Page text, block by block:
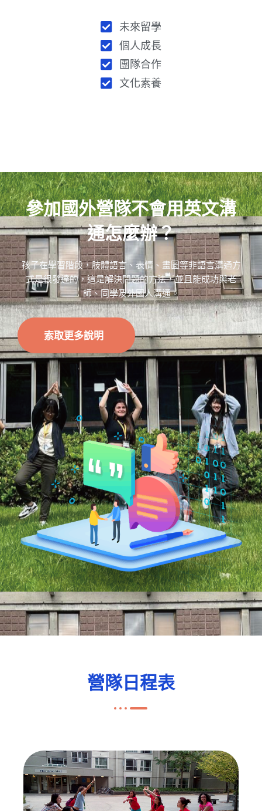
未來留學
個人成長
團隊合作
文化素養
參加國外營隊不會用英文溝
通怎麼辦？
孩子在學習階段，肢體語言、表情、畫圖等非語言溝通方
式是很發達的，這是解決問題的方法，並且能成功與老
師、同學及外國人溝通。
索取更多說明
營隊日程表